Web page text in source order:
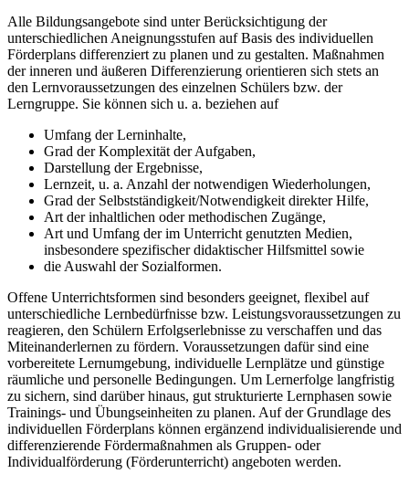
Alle Bildungsangebote sind unter Berücksichtigung der
unterschiedlichen Aneignungsstufen auf Basis des individuellen
Förderplans differenziert zu planen und zu gestalten. Maßnahmen
der inneren und äußeren Differenzierung orientieren sich stets an
den Lernvoraussetzungen des einzelnen Schülers bzw. der
Lerngruppe. Sie können sich u. a. beziehen auf
Umfang der Lerninhalte,
Grad der Komplexität der Aufgaben,
Darstellung der Ergebnisse,
Lernzeit, u. a. Anzahl der notwendigen Wiederholungen,
Grad der Selbstständigkeit/Notwendigkeit direkter Hilfe,
Art der inhaltlichen oder methodischen Zugänge,
Art und Umfang der im Unterricht genutzten Medien,
insbesondere spezifischer didaktischer Hilfsmittel sowie
die Auswahl der Sozialformen.
Offene Unterrichtsformen sind besonders geeignet, flexibel auf
unterschiedliche Lernbedürfnisse bzw. Leistungsvoraussetzungen zu
reagieren, den Schülern Erfolgserlebnisse zu verschaffen und das
Miteinanderlernen zu fördern. Voraussetzungen dafür sind eine
vorbereitete Lernumgebung, individuelle Lernplätze und günstige
räumliche und personelle Bedingungen. Um Lernerfolge langfristig
zu sichern, sind darüber hinaus, gut strukturierte Lernphasen sowie
Trainings- und Übungseinheiten zu planen. Auf der Grundlage des
individuellen Förderplans können ergänzend individualisierende und
differenzierende Fördermaßnahmen als Gruppen- oder
Individualförderung (Förderunterricht) angeboten werden.